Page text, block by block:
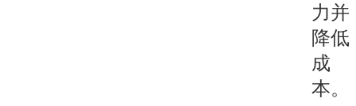
力并
降低
成
本。